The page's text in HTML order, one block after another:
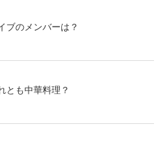
ブのメンバーは？
とも中華料理？